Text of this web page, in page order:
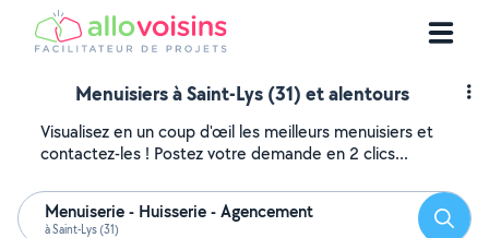
Menuisiers à Saint-Lys (31) et alentours
Visualisez en un coup d'œil les meilleurs menuisiers et
contactez-les ! Postez votre demande en 2 clics...
Menuiserie - Huisserie - Agencement
à Saint-Lys (31)